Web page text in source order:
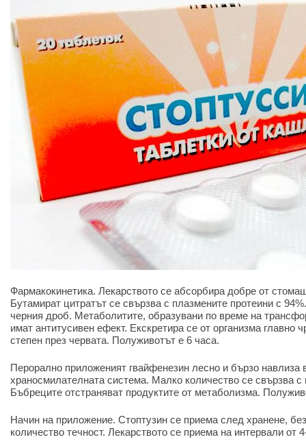
Фармакокинетика. Лекарството се абсорбира добре от
Бутамират цитратът се свързва с плазмените протеини с
черния дроб. Метаболитите, образувани по време на
имат антитусивен ефект. Екскретира се от организма главно
степен през червата. Полуживотът е 6 часа.
Перорално приложеният гвайфенезин лесно и бързо навлиза
храносмилателната система. Малко количество се свързва с
Бъбреците отстраняват продуктите от метаболизма.
Начин на приложение. Стоптузин се приема след хранене,
количество течност. Лекарството се приема на интервали от